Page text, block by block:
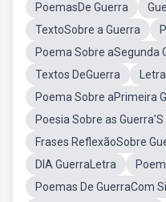
PoemasDe Guerra
TextoSobre a Guerra
Poema Sobre aSegunda
Textos DeGuerra
Poema Sobre aPrimeira
Poesia Sobre as Guerra'S
Frases ReflexãoSobre
DIA GuerraLetra
Poemas De GuerraCom